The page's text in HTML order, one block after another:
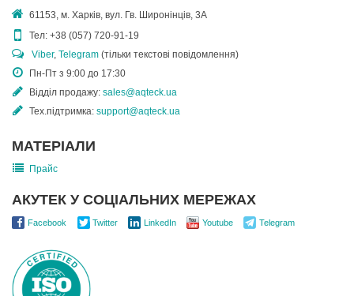
61153, м. Харків, вул. Гв. Широнінців, 3А
Тел: +38 (057) 720-91-19
Viber, Telegram (тільки текстові повідомлення)
Пн-Пт з 9:00 до 17:30
Відділ продажу: sales@aqteck.ua
Тех.підтримка: support@aqteck.ua
МАТЕРІАЛИ
Прайс
АКУТЕК У СОЦІАЛЬНИХ МЕРЕЖАХ
Facebook Twitter LinkedIn Youtube Telegram